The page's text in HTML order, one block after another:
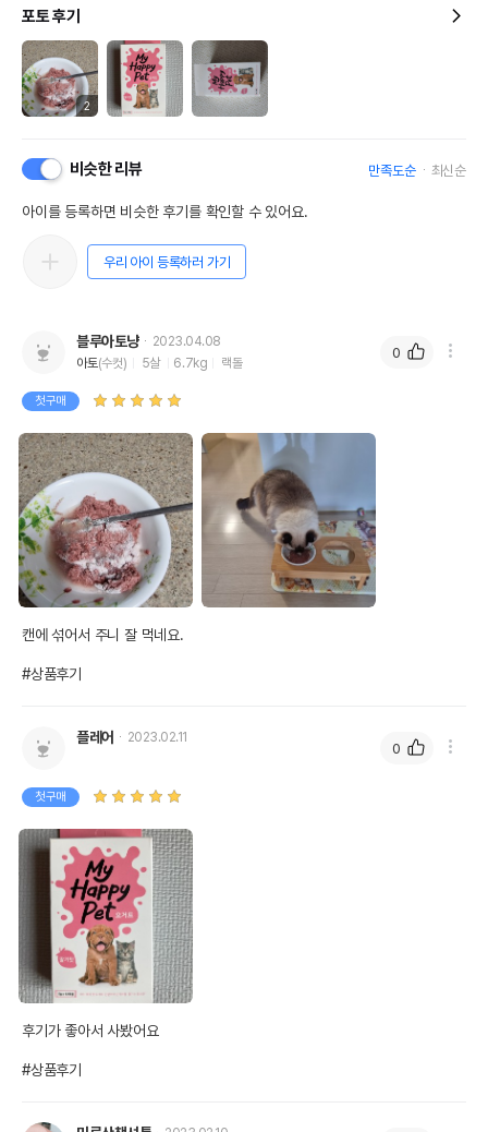
포토 후기
2
비슷한 리뷰 만족도순 최신순
아이를 등록하면 비슷한 후기를 확인할 수 있어요.
우리 아이 등록하러 가기
블루아토냥
2023.04.08
아토(수컷) 5살 6.7kg 랙돌
첫구매
캔에 섞어서 주니 잘 먹네요.
#상품후기
0
플레어 2023.02.11
첫구매
후기가 좋아서 사봤어요
#상품후기
0